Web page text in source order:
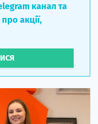
канал та
акції,